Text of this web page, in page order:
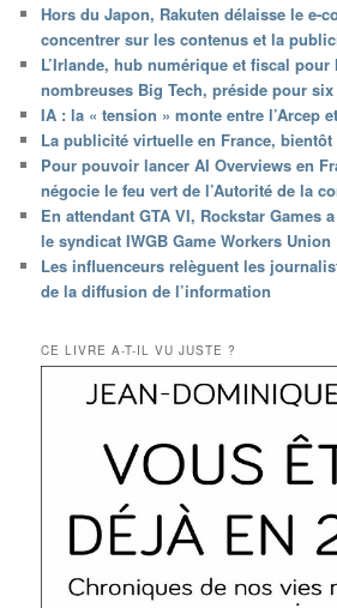
Hors du Japon, Rakuten délaisse le e-
concentrer sur les contenus et la
L’Irlande, hub numérique et fiscal pour
nombreuses Big Tech, préside pour six
IA : la « tension » monte entre l’Arcep
La publicité virtuelle en France, bientôt
Pour pouvoir lancer AI Overviews en
négocie le feu vert de l’Autorité de la
En attendant GTA VI, Rockstar Games
le syndicat IWGB Game Workers Union
Les influenceurs relèguent les
de la diffusion de l’information
CE LIVRE A-T-IL VU JUSTE ?